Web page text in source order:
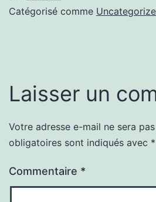
Catégorisé comme
Laisser un
Votre adresse e-mail ne sera
obligatoires sont indiqués avec *
Commentaire *